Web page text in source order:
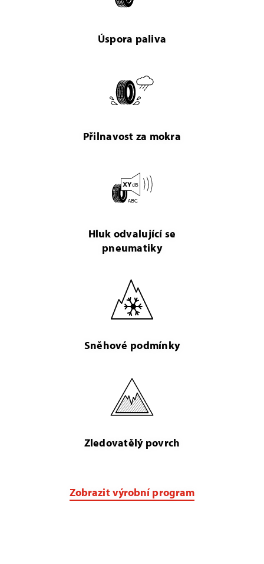
Úspora paliva
Přilnavost za mokra
Hluk odvalující se
pneumatiky
Sněhové podmínky
Zledovatělý povrch
Zobrazit výrobní program